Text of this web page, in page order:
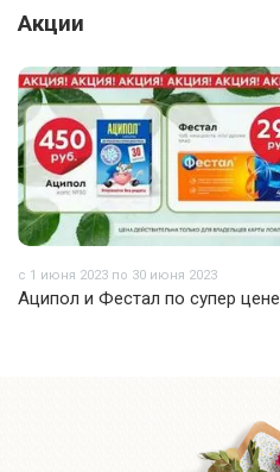
Акции
с 1 июня 2023 по 30 июня 2023
Аципол и Фестал по супер цене